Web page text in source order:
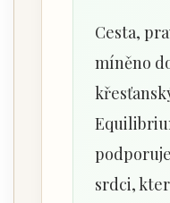
Cesta,
míněno
srdci,